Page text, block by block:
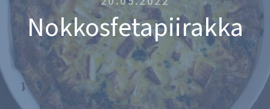
Nokkosfetapiirakka